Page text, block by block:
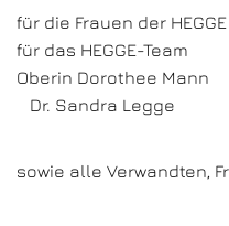
für die
für das HEGGE-Team
Oberin
Dr. Sandra Legge
sowie alle Verwandten,